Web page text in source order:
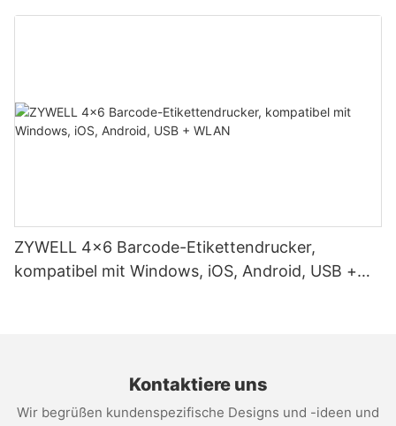
ZYWELL 4x6 Barcode-Etikettendrucker,
kompatibel mit Windows, iOS, Android, USB +
Kontaktiere uns
Wir begrüßen kundenspezifische Designs und -ideen und